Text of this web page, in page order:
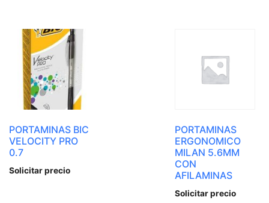
PORTAMINAS BIC
VELOCITY PRO
0.7
Solicitar precio
PORTAMINAS
ERGONOMICO
MILAN 5.6MM
CON
AFILAMINAS
Solicitar precio